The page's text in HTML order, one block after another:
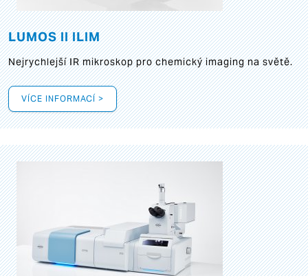
LUMOS II ILIM
Nejrychlejší IR mikroskop pro chemický imaging na světě.
VÍCE INFORMACÍ >